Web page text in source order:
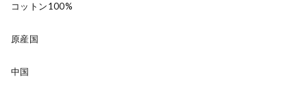
コットン100%
原産国
中国